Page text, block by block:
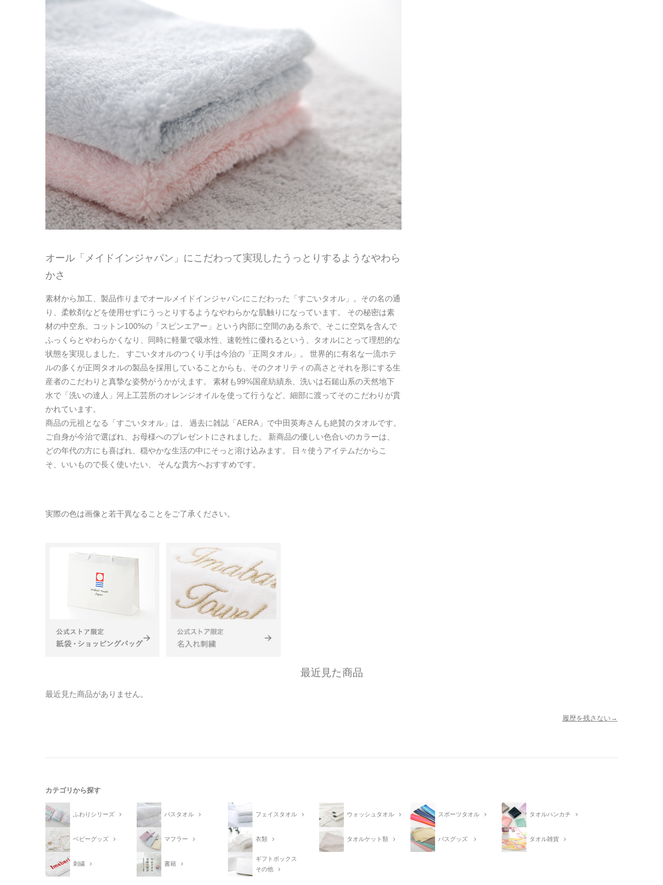
オール「メイドインジャパン」にこだわって実現したうっとりするようなやわら
かさ
素材から加工、製品作りまでオールメイドインジャパンにこだわった「すごいタオル」。その名の通
り、柔軟剤などを使用せずにうっとりするようなやわらかな肌触りになっています。 その秘密は素
材の中空糸。コットン100%の「スピンエアー」という内部に空間のある糸で、そこに空気を含んで
ふっくらとやわらかくなり、同時に軽量で吸水性、速乾性に優れるという、タオルにとって理想的な
状態を実現しました。 すごいタオルのつくり手は今治の「正岡タオル」。 世界的に有名な一流ホテ
ルの多くが正岡タオルの製品を採用していることからも、そのクオリティの高さとそれを形にする生
産者のこだわりと真摯な姿勢がうかがえます。 素材も99%国産紡績糸、洗いは石鎚山系の天然地下
水で「洗いの達人」河上工芸所のオレンジオイルを使って行うなど、細部に渡ってそのこだわりが貫
かれています。
商品の元祖となる「すごいタオル」は、 過去に雑誌「AERA」で中田英寿さんも絶賛のタオルです。
ご自身が今治で選ばれ、お母様へのプレゼントにされました。 新商品の優しい色合いのカラーは、
どの年代の方にも喜ばれ、穏やかな生活の中にそっと溶け込みます。 日々使うアイテムだからこ
そ、いいもので長く使いたい、 そんな貴方へおすすめです。
実際の色は画像と若干異なることをご了承ください。
最近見た商品
最近見た商品がありません。
履歴を残さない
カテゴリから探す
ふわりシリーズ バスタオル フェイスタオル ウォッシュタオル スポーツタオル タオルハンカチ
ベビーグッズ マフラー 衣類 タオルケット類 バスグッズ タオル雑貨
刺繍 書籍
ギフトボックス
その他